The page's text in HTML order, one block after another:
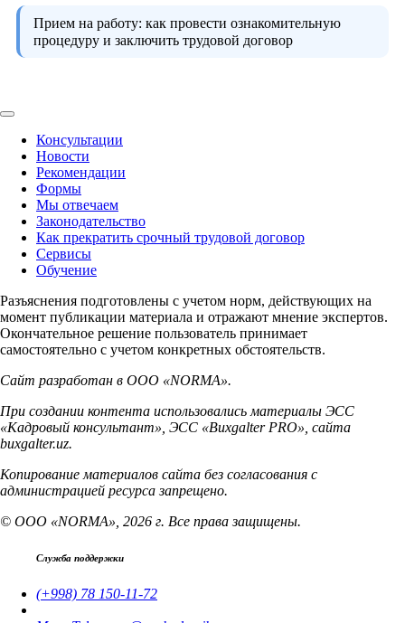
Прием на работу: как провести ознакомительную
процедуру и заключить трудовой договор
Консультации
Новости
Рекомендации
Формы
Мы отвечаем
Законодательство
Как прекратить срочный трудовой договор
Сервисы
Обучение
Разъяснения подготовлены с учетом норм, действующих на
момент публикации материала и отражают мнение экспертов.
Окончательное решение пользователь принимает
самостоятельно с учетом конкретных обстоятельств.
Сайт разработан в ООО «NORMA».
При создании контента использовались материалы ЭСС
«Кадровый консультант», ЭСС «Buxgalter PRO», сайта
buxgalter.uz.
Копирование материалов сайта без согласования с
администрацией ресурса запрещено.
© ООО «NORMA», 2026 г. Все права защищены.
Служба поддержки
(+998) 78 150-11-72